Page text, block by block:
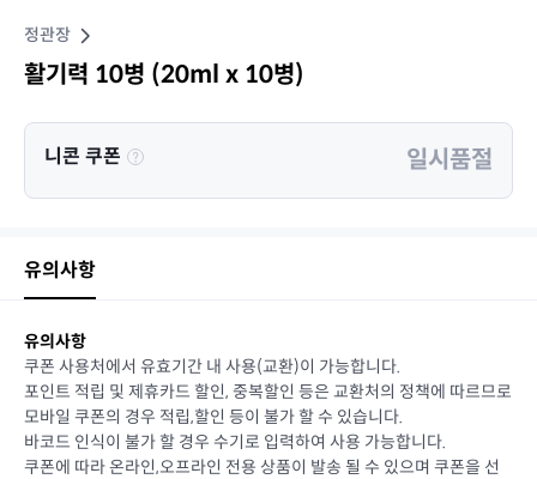
정관장
활기력 10병 (20ml x 10병)
니콘 쿠폰 일시품절
유의사항
유의사항
쿠폰 사용처에서 유효기간 내 사용(교환)이 가능합니다.
포인트 적립 및 제휴카드 할인, 중복할인 등은 교환처의 정책에 따르므로
모바일 쿠폰의 경우 적립,할인 등이 불가 할 수 있습니다.
바코드 인식이 불가 할 경우 수기로 입력하여 사용 가능합니다.
쿠폰에 따라 온라인,오프라인 전용 상품이 발송 될 수 있으며 쿠폰을 선